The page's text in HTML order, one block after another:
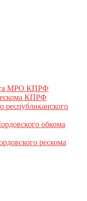
МРО КПРФ
КПРФ
республиканского
обкома
рескома